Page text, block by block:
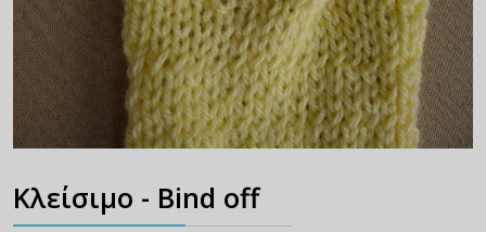
Κλείσιμο - Bind off